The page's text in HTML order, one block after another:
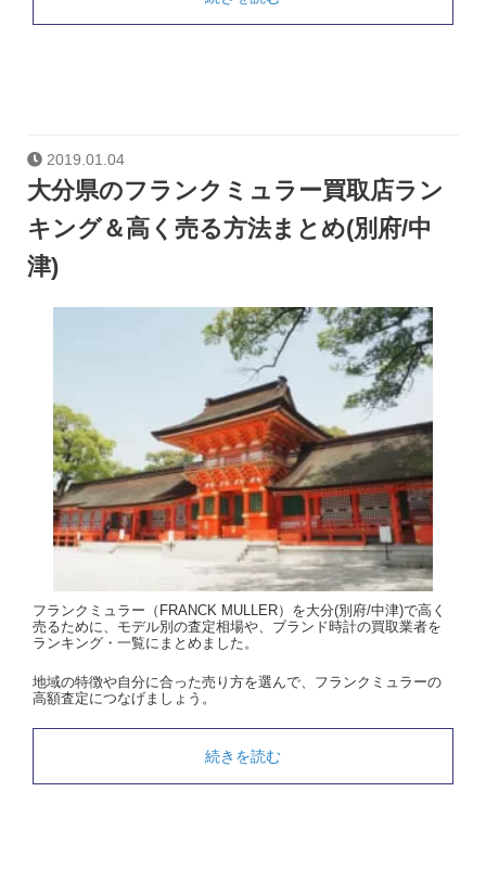
2019.01.04
大分県のフランクミュラー買取店ラン
キング＆高く売る方法まとめ(別府/中
津)
フランクミュラー（FRANCK MULLER）を大分(別府/中津)で高く
売るために、モデル別の査定相場や、ブランド時計の買取業者を
ランキング・一覧にまとめました。
地域の特徴や自分に合った売り方を選んで、フランクミュラーの
高額査定につなげましょう。
続きを読む